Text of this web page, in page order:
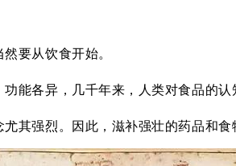
要从饮食开始。
能各异，几千年来，人类对食品的认
其强烈。因此，滋补强壮的药品和食